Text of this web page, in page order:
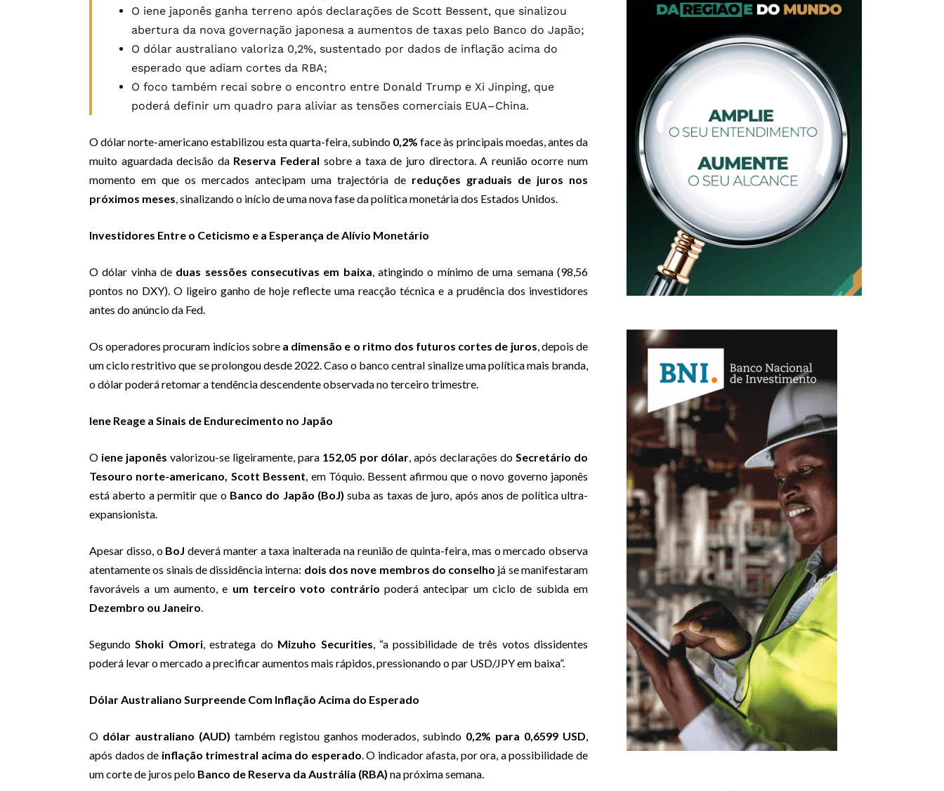
O iene japonês ganha terreno após declarações de Scott Bessent, que sinalizou
abertura da nova governação japonesa a aumentos de taxas pelo Banco do Japão;
O dólar australiano valoriza 0,2%, sustentado por dados de inflação acima do
esperado que adiam cortes da RBA;
O foco também recai sobre o encontro entre Donald Trump e Xi Jinping, que
poderá definir um quadro para aliviar as tensões comerciais EUA–China.
O dólar norte-americano estabilizou esta quarta-feira, subindo 0,2% face às principais moedas, antes da
muito aguardada decisão da Reserva Federal sobre a taxa de juro directora. A reunião ocorre num
momento em que os mercados antecipam uma trajectória de reduções graduais de juros nos
próximos meses, sinalizando o início de uma nova fase da política monetária dos Estados Unidos.
Investidores Entre o Ceticismo e a Esperança de Alívio Monetário
O dólar vinha de duas sessões consecutivas em baixa, atingindo o mínimo de uma semana (98,56
pontos no DXY). O ligeiro ganho de hoje reflecte uma reacção técnica e a prudência dos investidores
antes do anúncio da Fed.
Os operadores procuram indícios sobre a dimensão e o ritmo dos futuros cortes de juros, depois de
um ciclo restritivo que se prolongou desde 2022. Caso o banco central sinalize uma política mais branda,
o dólar poderá retomar a tendência descendente observada no terceiro trimestre.
Iene Reage a Sinais de Endurecimento no Japão
O iene japonês valorizou-se ligeiramente, para 152,05 por dólar, após declarações doSecretário do
Tesouro norte-americano, Scott Bessent, em Tóquio. Bessent afirmou que o novo governo japonês
está aberto a permitir que o Banco do Japão (BoJ) suba as taxas de juro, após anos de política ultra-
expansionista.
Apesar disso, o BoJ deverá manter a taxa inalterada na reunião de quinta-feira, mas o mercado observa
atentamente os sinais de dissidência interna: dois dos nove membros do conselho já se manifestaram
favoráveis a um aumento, e um terceiro voto contrário poderá antecipar um ciclo de subida em
Dezembro ou Janeiro.
SegundoShoki Omori, estratega do Mizuho Securities, “a possibilidade de três votos dissidentes
poderá levar o mercado a precificar aumentos mais rápidos, pressionando o par USD/JPY em baixa”.
Dólar Australiano Surpreende Com Inflação Acima do Esperado
O dólar australiano (AUD) também registou ganhos moderados, subindo 0,2% para 0,6599 USD,
após dados de inflação trimestral acima do esperado. O indicador afasta, por ora, a possibilidade de
um corte de juros pelo Banco de Reserva da Austrália (RBA) na próxima semana.